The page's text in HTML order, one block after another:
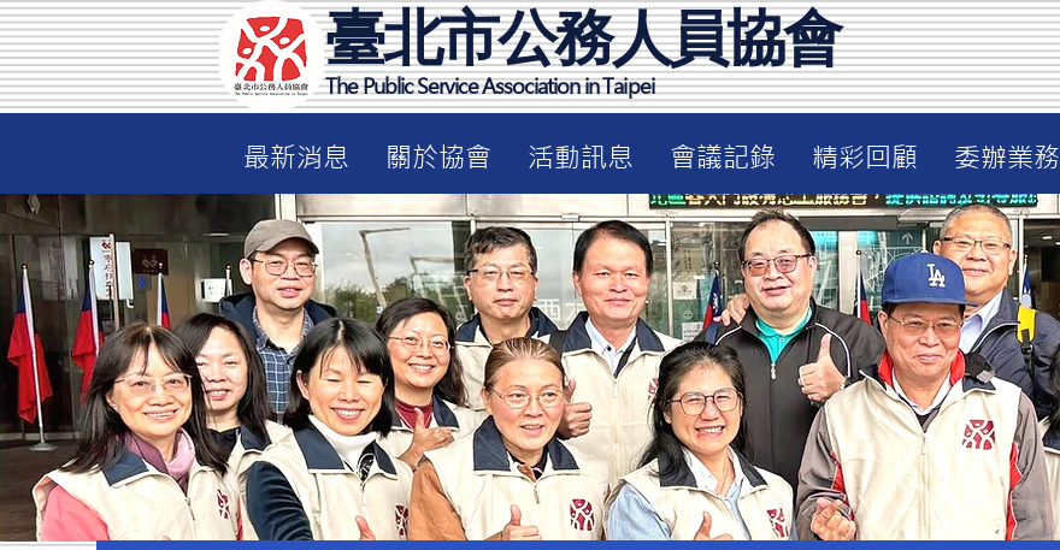
臺北市公務人員協會
The Public Service Association in Taipei
最新消息 關於協會 活動訊息 會議記錄 精彩回顧 委辦業務